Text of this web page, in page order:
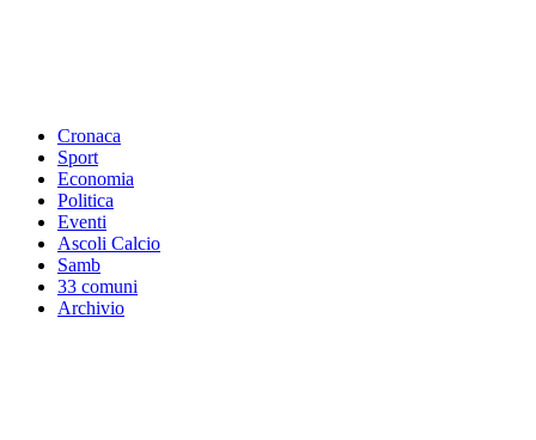
Cronaca
Sport
Economia
Politica
Eventi
Ascoli Calcio
Samb
33 comuni
Archivio